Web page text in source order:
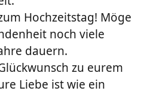
Hochzeitstag! Möge
noch viele
dauern.
zu eurem
Liebe ist wie ein